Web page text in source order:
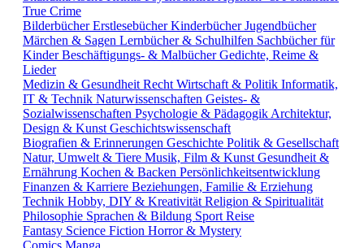
True Crime
BilderbücherErstlesebücherKinderbücherJugendbücher
Märchen & Sagen Lernbücher & Schulhilfen Sachbücher für
KinderBeschäftigungs- & MalbücherGedichte, Reime &
Lieder
Medizin & Gesundheit Recht Wirtschaft & Politik Informatik,
IT & Technik Naturwissenschaften Geistes- &
Sozialwissenschaften Psychologie & Pädagogik Architektur,
Design & Kunst Geschichtswissenschaft
Biografien & Erinnerungen Geschichte Politik & Gesellschaft
Natur, Umwelt & Tiere Musik, Film & Kunst Gesundheit &
Ernährung Kochen & Backen Persönlichkeitsentwicklung
Finanzen & Karriere Beziehungen, Familie & Erziehung
Technik Hobby, DIY & Kreativität Religion & Spiritualität
Philosophie Sprachen & Bildung Sport Reise
Fantasy Science Fiction Horror & Mystery
Comics Manga